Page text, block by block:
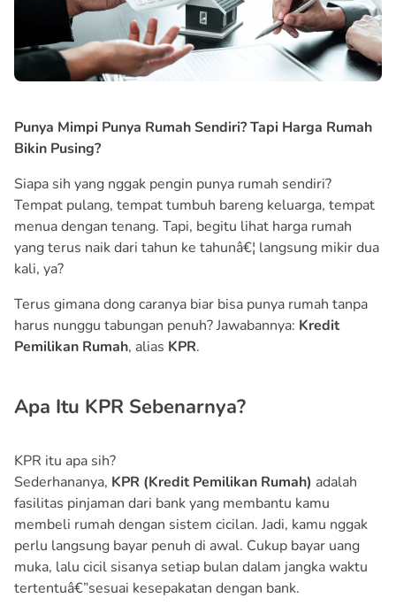
Punya Mimpi Punya Rumah Sendiri? Tapi Harga Rumah
Bikin Pusing?
Siapa sih yang nggak pengin punya rumah sendiri?
Tempat pulang, tempat tumbuh bareng keluarga, tempat
menua dengan tenang. Tapi, begitu lihat harga rumah
yang terus naik dari tahun ke tahunâ€¦ langsung mikir dua
kali, ya?
Terus gimana dong caranya biar bisa punya rumah tanpa
harus nunggu tabungan penuh? Jawabannya: Kredit
Pemilikan Rumah, alias KPR.
Apa Itu KPR Sebenarnya?
KPR itu apa sih?
Sederhananya, KPR (Kredit Pemilikan Rumah) adalah
fasilitas pinjaman dari bank yang membantu kamu
membeli rumah dengan sistem cicilan. Jadi, kamu nggak
perlu langsung bayar penuh di awal. Cukup bayar uang
muka, lalu cicil sisanya setiap bulan dalam jangka waktu
tertentuâ€”sesuai kesepakatan dengan bank.